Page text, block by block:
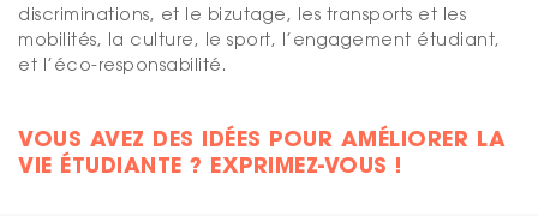
discriminations, et le bizutage, les transports et les
mobilités, la culture, le sport, l’engagement étudiant,
et l’éco-responsabilité.
VOUS AVEZ DES IDÉES POUR AMÉLIORER LA
VIE ÉTUDIANTE ? EXPRIMEZ-VOUS !